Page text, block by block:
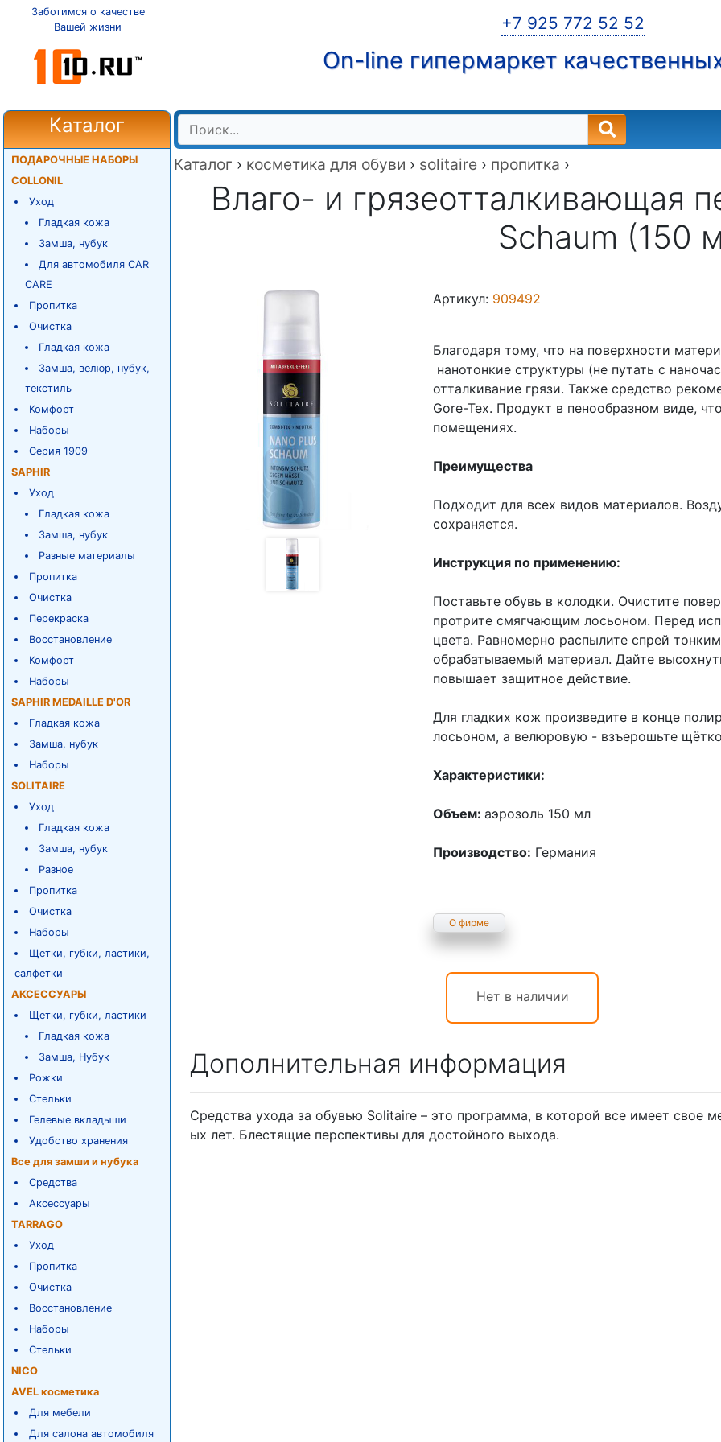
Заботимся о качестве
Вашей жизни
+7 925 772 52 52
On-line гипермаркет
Каталог
ПОДАРОЧНЫЕ НАБОРЫ
COLLONIL
Уход
Гладкая кожа
Замша, нубук
Для автомобиля CAR
CARE
Пропитка
Очистка
Гладкая кожа
Замша, велюр, нубук,
текстиль
Комфорт
Наборы
Серия 1909
SAPHIR
Уход
Гладкая кожа
Замша, нубук
Разные материалы
Пропитка
Очистка
Перекраска
Восстановление
Комфорт
Наборы
SAPHIR MEDAILLE D'OR
Гладкая кожа
Замша, нубук
Наборы
SOLITAIRE
Уход
Гладкая кожа
Замша, нубук
Разное
Пропитка
Очистка
Наборы
Щетки, губки, ластики,
салфетки
АКСЕССУАРЫ
Щетки, губки, ластики
Гладкая кожа
Замша, Нубук
Рожки
Стельки
Гелевые вкладыши
Удобство хранения
Все для замши и нубука
Средства
Аксессуары
TARRAGO
Уход
Пропитка
Очистка
Восстановление
Наборы
Стельки
NICO
AVEL косметика
Для мебели
Для салона автомобиля
Каталог › косметика для обуви › solitaire › пропитка ›
Влаго- и грязеотталкивающая
Schaum (150
Артикул: 909492
Благодаря тому, что на поверхности
нанотонкие структуры (не путать с
отталкивание грязи. Также средство
Gore-Tex. Продукт в пенообразном виде,
помещениях.
Преимущества
Подходит для всех видов материалов.
сохраняется.
Инструкция по применению:
Поставьте обувь в колодки. Очистите
протрите смягчающим лосьоном. Перед
цвета. Равномерно распылите спрей
обрабатываемый материал. Дайте
повышает защитное действие.
Для гладких кож произведите в конце
лосьоном, а велюровую - взъерошьте
Характеристики:
Объем:аэрозоль 150 мл
Производство: Германия
О фирме
Нет в наличии
Дополнительная информация
Средства ухода за обувью Solitaire – это программа, в которой все имеет свое
ых лет. Блестящие перспективы для достойного выхода.